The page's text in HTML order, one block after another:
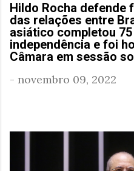
Hildo Rocha defende
das relações entre
asiático completou
independência e foi
Câmara em sessão
- novembro 09, 2022